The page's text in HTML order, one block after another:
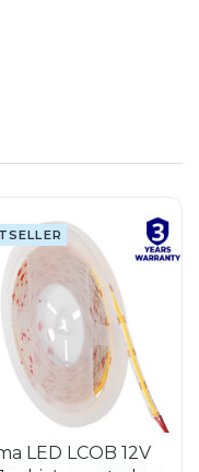
LED LCOB 12V